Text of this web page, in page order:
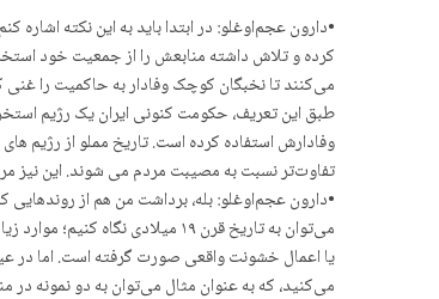
•دارون عجم‌اوغلو: در ابتدا باید به این نکته
کرده و تلاش داشته منابعش را از جمعیت خود
می‌کنند تا نخبگان کوچک وفادار به حاکمیت را غنی
طبق این تعریف، حکومت کنونی ایران یک رژیم
وفادارش استفاده کرده است. تاریخ مملو از رژیم
تفاوت‌تر نسبت به مصیبت مردم می شوند. این نیز
•دارون عجم‌اوغلو: بله، برداشت من هم از
می‌توان به تاریخ قرن ۱۹
یا اعمال خشونت واقعی صورت گرفته است. اما در
می‌کنید، که به عنوان مثال می‌توان به دو نمونه